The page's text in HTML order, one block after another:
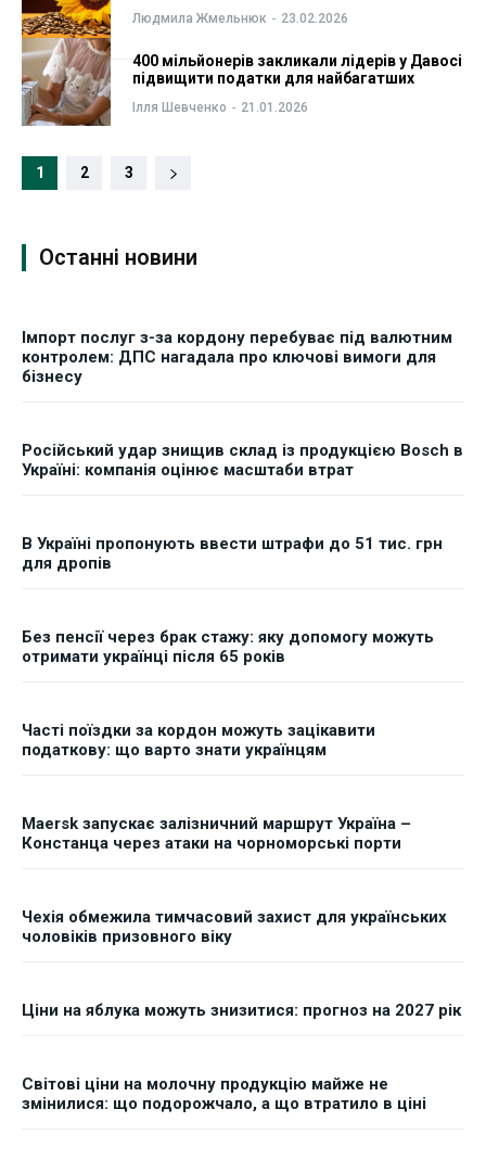
Людмила Жмельнюк - 23.02.2026
400 мільйонерів закликали лідерів у Давосі
підвищити податки для найбагатших
Ілля Шевченко - 21.01.2026
1 2 3
Останні новини
Імпорт послуг з-за кордону перебуває під валютним
контролем: ДПС нагадала про ключові вимоги для
бізнесу
Російський удар знищив склад із продукцією Bosch в
Україні: компанія оцінює масштаби втрат
В Україні пропонують ввести штрафи до 51 тис. грн
для дропів
Без пенсії через брак стажу: яку допомогу можуть
отримати українці після 65 років
Часті поїздки за кордон можуть зацікавити
податкову: що варто знати українцям
Maersk запускає залізничний маршрут Україна –
Констанца через атаки на чорноморські порти
Чехія обмежила тимчасовий захист для українських
чоловіків призовного віку
Ціни на яблука можуть знизитися: прогноз на 2027 рік
Світові ціни на молочну продукцію майже не
змінилися: що подорожчало, а що втратило в ціні